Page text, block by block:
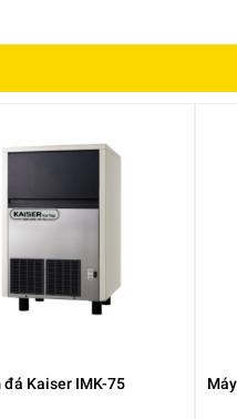
đá Kaiser IMK-75